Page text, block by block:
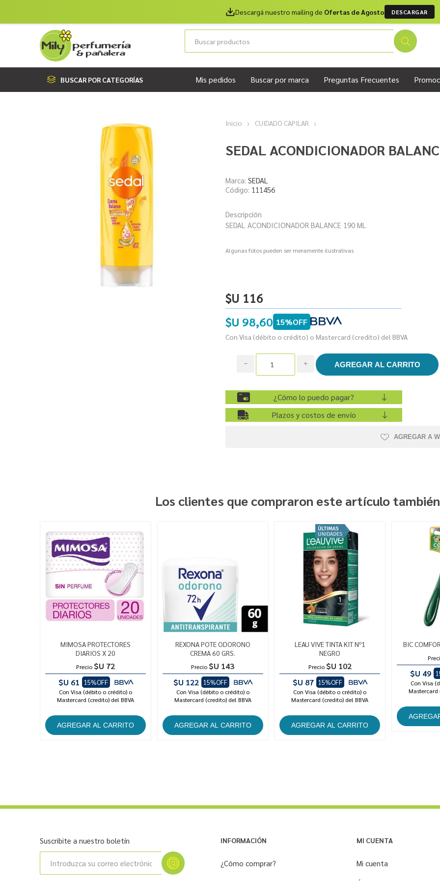
Descargá nuestro mailing de Ofertas de Agosto DESCARGAR
BUSCAR POR CATEGORÍAS Mis pedidos Buscar por marca Preguntas Frecuentes
Inicio CUIDADO CAPILAR
SEDAL ACONDICIONADOR
Marca: SEDAL
Código: 111456
Descripción
SEDAL ACONDICIONADOR BALANCE 190 ML
Algunas fotos pueden ser meramente ilustrativas
$U 116
$U 98,60 15%OFF
Con Visa (débito o crédito) o Mastercard (credito) del BBVA
i
h
¿Cómo lo puedo pagar?
Plazos y costos de envío
AGREGAR A
Los clientes que compraron este artículo
MIMOSA PROTECTORES
DIARIOS X 20
Precio $U 72
$U 61
15%OFF
Con Visa (débito o crédito) o
Mastercard (credito) del BBVA
REXONA POTE ODORONO
CREMA 60 GRS.
Precio $U 143
$U 122 15%OFF
Con Visa (débito o crédito) o
Mastercard (credito) del BBVA
LEAU VIVE TINTA KIT Nº1
NEGRO
Precio $U 102
$U 87 15%OFF
Con Visa (débito o crédito) o
Mastercard (credito) del BBVA
BIC
$U 49
Con Visa
Mastercard
Suscribite a nuestro boletín INFORMACIÓN
¿Cómo comprar?
MI CUENTA
Mi cuenta